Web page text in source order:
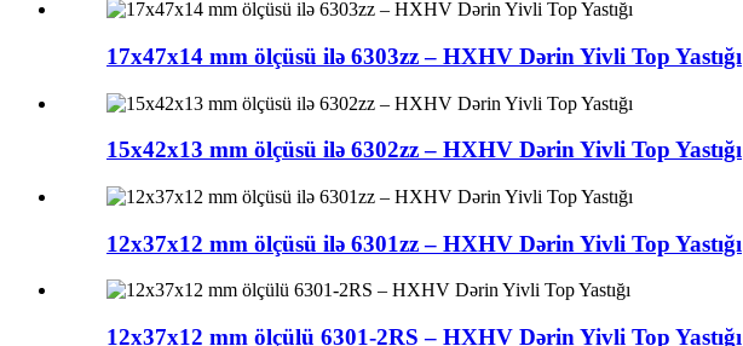
17x47x14 mm ölçüsü ilə 6303zz – HXHV Dərin Yivli Top Yastığı
15x42x13 mm ölçüsü ilə 6302zz – HXHV Dərin Yivli Top Yastığı
12x37x12 mm ölçüsü ilə 6301zz – HXHV Dərin Yivli Top Yastığı
12x37x12 mm ölçülü 6301-2RS – HXHV Dərin Yivli Top Yastığı